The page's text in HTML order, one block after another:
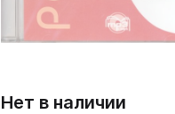
Нет в наличии